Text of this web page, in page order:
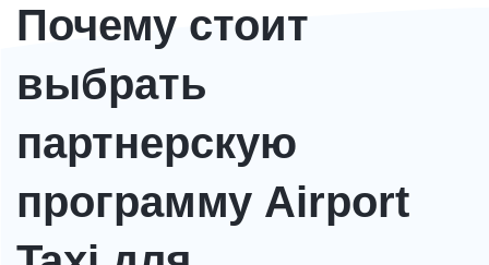
Почему стоит
выбрать
партнерскую
программу Airport